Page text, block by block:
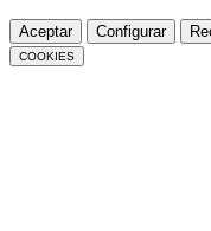
Aceptar Configurar
COOKIES